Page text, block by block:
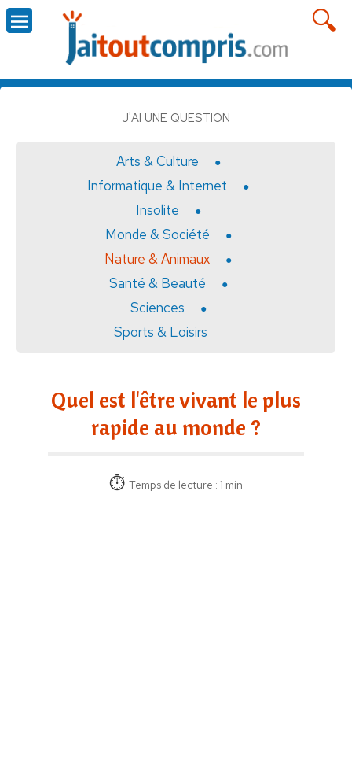
J'AI UNE QUESTION
Arts & Culture
Informatique & Internet
Insolite
Monde & Société
Nature & Animaux
Santé & Beauté
Sciences
Sports & Loisirs
Quel est l'être vivant le plus
rapide au monde ?
Temps de lecture : 1 min